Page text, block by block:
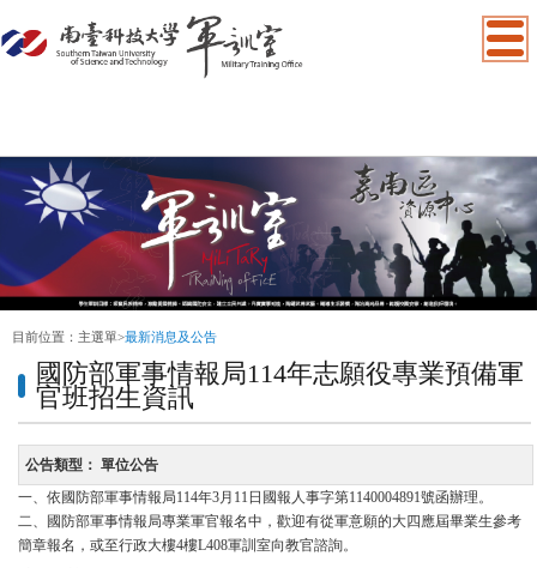
目前位置： 主選單>最新消息及公告
國防部軍事情報局114年志願役專業預備軍
官班招生資訊
公告類型： 單位公告
一、依國防部軍事情報局114年3月11日國報人事字第1140004891號函辦理。
二、國防部軍事情報局專業軍官報名中，歡迎有從軍意願的大四應屆畢業生參考
簡章報名，或至行政大樓4樓L408軍訓室向教官諮詢。